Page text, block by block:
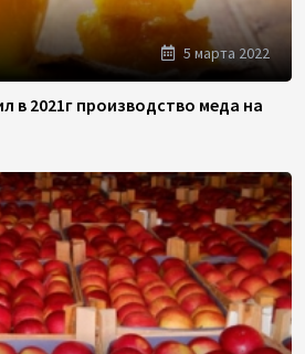
5 марта 2022
в 2021г производство меда на